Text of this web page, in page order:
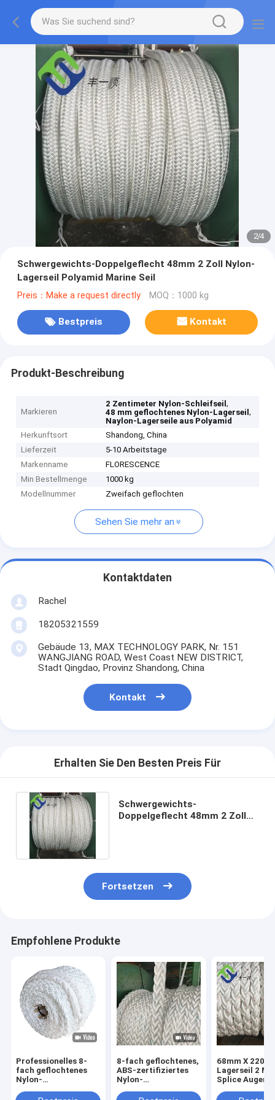
2/4
Schwergewichts-Doppelgeflecht 48mm 2 Zoll Nylon-
Lagerseil Polyamid Marine Seil
Preis：Make a request directly MOQ：1000 kg
Bestpreis Kontakt
Produkt-Beschreibung
Markieren
2 Zentimeter Nylon-Schleifseil,
48 mm geflochtenes Nylon-Lagerseil,
Naylon-Lagerseile aus Polyamid
Herkunftsort
Shandong, China
Lieferzeit
5-10 Arbeitstage
Markenname
FLORESCENCE
Min Bestellmenge
1000 kg
Modellnummer
Zweifach geflochten
Sehen Sie mehr an
Kontaktdaten
Rachel
18205321559
Gebäude 13, MAX TECHNOLOGY PARK, Nr. 151
WANGJIANG ROAD, West Coast NEW DISTRICT,
Stadt Qingdao, Provinz Shandong, China
Kontakt
Erhalten Sie Den Besten Preis Für
Schwergewichts-
Doppelgeflecht 48mm 2 Zoll
Fortsetzen
Empfohlene Produkte
Professionelles 8-
fach geflochtenes
Nylon-
zertifiziertes,
8-fach geflochtenes,
ABS-zertifiziertes
Nylon-
220m für das
68mm X
Lagerseil 2
Splice Augen